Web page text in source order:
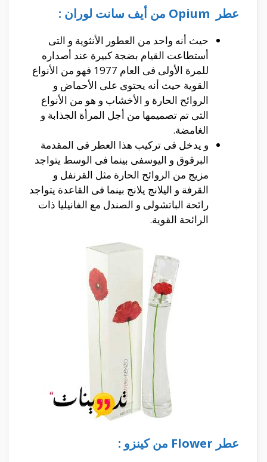
عطر Opium من أيف سانت لوران :
حيث أنه واحد من العطور الأنثوية و التى
أستطاعت القيام بضجة كبيرة عند أصداره
للمرة الأولى فى العام 1977 فهو من الأنواع
القوية حيث أنه يحتوى على الأحماض و
الروائح الحارة و الأخشاب و هو من الأنواع
التى تم تصميمها من أجل المرأة الجذابة و
الغامضة.
و يدخل فى تركيب هذا العطر فى المقدمة
البرقوق و اليوسفى بينما فى الوسط يتواجد
مزيج من الروائح الحارة مثل القرنفل و
القرفة و اليلانج يلانج بينما فى القاعدة يتواجد
رائحة الباتشولى و الصندل مع الفانيليا ذات
الرائحة القوية.
عطر Flower من كينزو :